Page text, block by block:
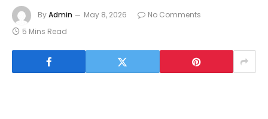
ByAdmin May 8, 2026
No Comments
5 Mins Read